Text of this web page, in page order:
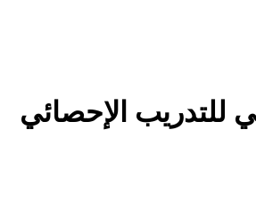
للتدريب الإحصائي